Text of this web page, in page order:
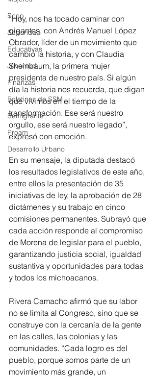
Scop
Seguridad
Educativas
Juventud
Finanzas
Boletines de SSM
Semigrante
Proam
Desarrollo Urbano
“Hoy, nos ha tocado caminar con
gigantes, con Andrés Manuel López
Obrador, líder de un movimiento que
cambió la historia, y con Claudia
Sheinbaum, la primera mujer
presidenta de nuestro país. Si algún
día la historia nos recuerda, que digan
que vivimos en el tiempo de la
transformación. Ese será nuestro
orgullo, ese será nuestro legado”,
expresó con emoción.
En su mensaje, la diputada destacó
los resultados legislativos de este año,
entre ellos la presentación de 35
iniciativas de ley, la aprobación de 28
dictámenes y su trabajo en cinco
comisiones permanentes. Subrayó que
cada acción responde al compromiso
de Morena de legislar para el pueblo,
garantizando justicia social, igualdad
sustantiva y oportunidades para todas
y todos los michoacanos.
Rivera Camacho afirmó que su labor
no se limita al Congreso, sino que se
construye con la cercanía de la gente
en las calles, las colonias y las
comunidades. “Cada logro es del
pueblo, porque somos parte de un
movimiento más grande, un